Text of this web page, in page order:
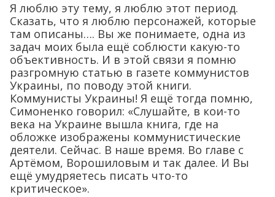
Я люблю эту тему, я люблю этот период.
Сказать, что я люблю персонажей, которые
там описаны…. Вы же понимаете, одна из
задач моих была ещё соблюсти какую-то
объективность. И в этой связи я помню
разгромную статью в газете коммунистов
Украины, по поводу этой книги.
Коммунисты Украины! Я ещё тогда помню,
Симоненко говорил: «Слушайте, в кои-то
века на Украине вышла книга, где на
обложке изображены коммунистические
деятели. Сейчас. В наше время. Во главе с
Артёмом, Ворошиловым и так далее. И Вы
ещё умудряетесь писать что-то
критическое».